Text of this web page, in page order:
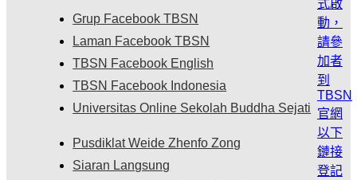
Grup Facebook TBSN
Laman Facebook TBSN
TBSN Facebook English
TBSN Facebook Indonesia
Universitas Online Sekolah Buddha Sejati
Pusdiklat Weide Zhenfo Zong
Siaran Langsung